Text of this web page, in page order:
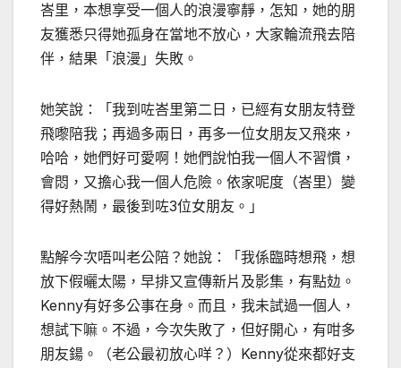
峇里，本想享受一個人的浪漫寧靜，怎知，她的朋
友獲悉只得她孤身在當地不放心，大家輪流飛去陪
伴，結果「浪漫」失敗。
她笑說：「我到咗峇里第二日，已經有女朋友特登
飛嚟陪我；再過多兩日，再多一位女朋友又飛來，
哈哈，她們好可愛啊！她們說怕我一個人不習慣，
會悶，又擔心我一個人危險。依家呢度（峇里）變
得好熱鬧，最後到咗3位女朋友。」
點解今次唔叫老公陪？她說：「我係臨時想飛，想
放下假曬太陽，早排又宣傳新片及影集，有點攰。
Kenny有好多公事在身。而且，我未試過一個人，
想試下嘛。不過，今次失敗了，但好開心，有咁多
朋友鍚。（老公最初放心咩？） Kenny從來都好支